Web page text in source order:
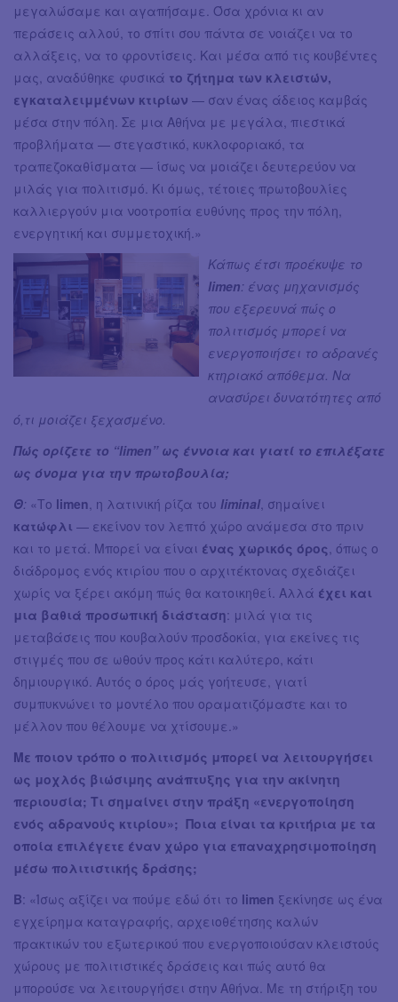
μεγαλώσαμε και αγαπήσαμε. Όσα χρόνια κι αν
περάσεις αλλού, το σπίτι σου πάντα σε νοιάζει να το
αλλάξεις, να το φροντίσεις. Και μέσα από τις κουβέντες
μας, αναδύθηκε φυσικά το ζήτημα των κλειστών,
εγκαταλειμμένων κτιρίων — σαν ένας άδειος καμβάς
μέσα στην πόλη. Σε μια Αθήνα με μεγάλα, πιεστικά
προβλήματα — στεγαστικό, κυκλοφοριακό, τα
τραπεζοκαθίσματα — ίσως να μοιάζει δευτερεύον να
μιλάς για πολιτισμό. Κι όμως, τέτοιες πρωτοβουλίες
καλλιεργούν μια νοοτροπία ευθύνης προς την πόλη,
ενεργητική και συμμετοχική.»
Κάπως έτσι προέκυψε το
limen: ένας μηχανισμός
που εξερευνά πώς ο
πολιτισμός μπορεί να
ενεργοποιήσει το αδρανές
κτηριακό απόθεμα. Να
ανασύρει δυνατότητες από
ό,τι μοιάζει ξεχασμένο.
Πώς ορίζετε το “limen” ως έννοια και γιατί το επιλέξατε
ως όνομα για την πρωτοβουλία;
Θ: «Το limen , η λατινική ρίζα του liminal , σημαίνει
κατώφλι — εκείνον τον λεπτό χώρο ανάμεσα στο πριν
και το μετά. Μπορεί να είναι ένας χωρικός όρος , όπως ο
διάδρομος ενός κτιρίου που ο αρχιτέκτονας σχεδιάζει
χωρίς να ξέρει ακόμη πώς θα κατοικηθεί. Αλλά έχει και
μια βαθιά προσωπική διάσταση: μιλά για τις
μεταβάσεις που κουβαλούν προσδοκία, για εκείνες τις
στιγμές που σε ωθούν προς κάτι καλύτερο, κάτι
δημιουργικό. Αυτός ο όρος μάς γοήτευσε, γιατί
συμπυκνώνει το μοντέλο που οραματιζόμαστε και το
μέλλον που θέλουμε να χτίσουμε.»
Με ποιον τρόπο ο πολιτισμός μπορεί να λειτουργήσει
ως μοχλός βιώσιμης ανάπτυξης για την ακίνητη
περιουσία; Τι σημαίνει στην πράξη «ενεργοποίηση
ενός αδρανούς κτιρίου»; Ποια είναι τα κριτήρια με τα
οποία επιλέγετε έναν χώρο για επαναχρησιμοποίηση
μέσω πολιτιστικής δράσης;
Β: «Ίσως αξίζει να πούμε εδώ ότι το limen ξεκίνησε ως ένα
εγχείρημα καταγραφής, αρχειοθέτησης καλών
πρακτικών του εξωτερικού που ενεργοποιούσαν κλειστούς
χώρους με πολιτιστικές δράσεις και πώς αυτό θα
μπορούσε να λειτουργήσει στην Αθήνα. Με τη στήριξη του